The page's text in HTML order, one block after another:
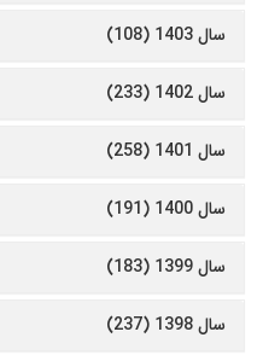
سال 1403 (108)
سال 1402 (233)
سال 1401 (258)
سال 1400 (191)
سال 1399 (183)
سال 1398 (237)